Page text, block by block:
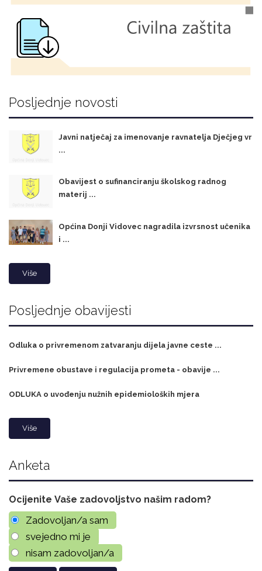
Posljednje novosti
Javni natječaj za imenovanje ravnatelja Dječjeg vr
...
Obavijest o sufinanciranju školskog radnog
materij ...
Općina Donji Vidovec nagradila izvrsnost učenika
i ...
Više
Posljednje obavijesti
Odluka o privremenom zatvaranju dijela javne ceste ...
Privremene obustave i regulacija prometa - obavije ...
ODLUKA o uvođenju nužnih epidemioloških mjera
Više
Anketa
Ocijenite Vaše zadovoljstvo našim radom?
Zadovoljan/a sam
svejedno mi je
nisam zadovoljan/a